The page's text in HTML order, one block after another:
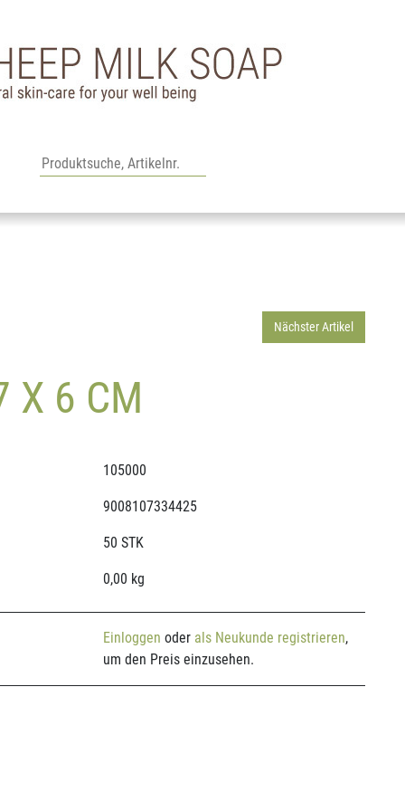
Nächster Artikel
X 6 CM
105000
9008107334425
50 STK
0,00 kg
Einloggen oder als Neukunde registrieren,
um den Preis einzusehen.